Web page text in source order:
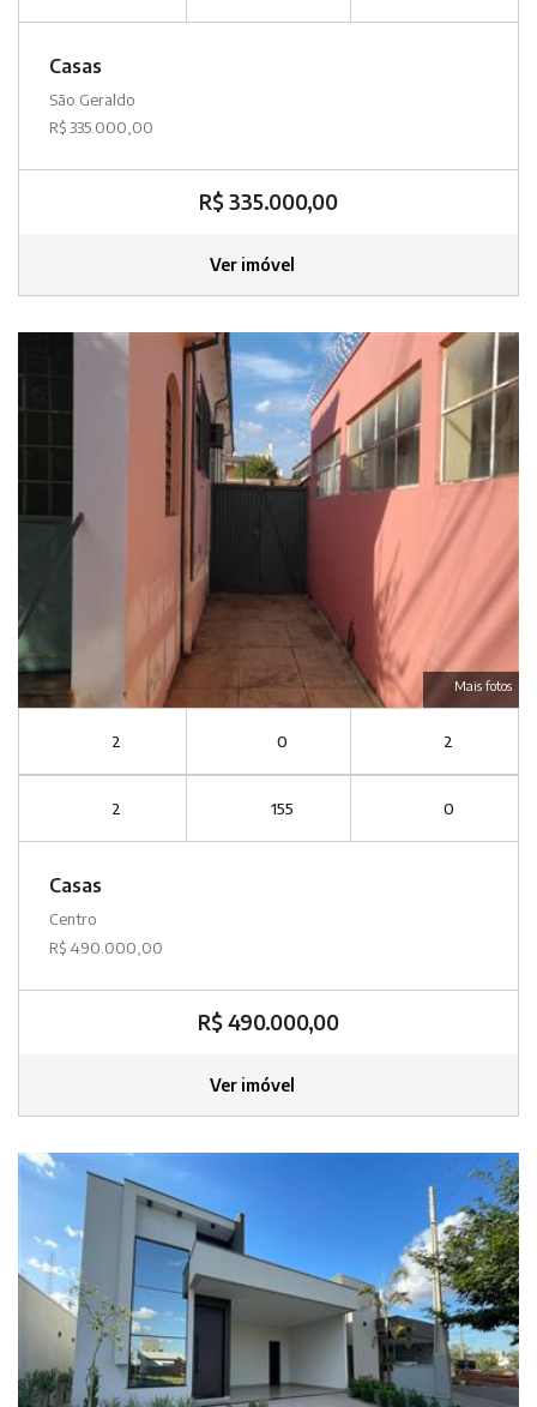
Casas
São Geraldo
R$ 335.000,00
R$ 335.000,00
Ver imóvel
Mais fotos
2 0 2
2 155 0
Casas
Centro
R$ 490.000,00
R$ 490.000,00
Ver imóvel